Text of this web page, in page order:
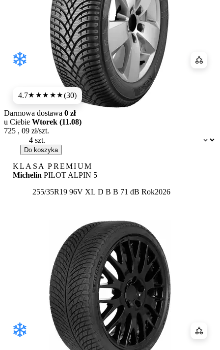
4.7★★★★★(30)
Dostępność:
Darmowa dostawa 0 zł
u Ciebie Wtorek (11.08)
725 , 09 zł/szt.
Do koszyka
KLASA PREMIUM
Michelin PILOT ALPIN 5
255/35R19 96V XL Etykieta:
D B B 71 dB Rok2026